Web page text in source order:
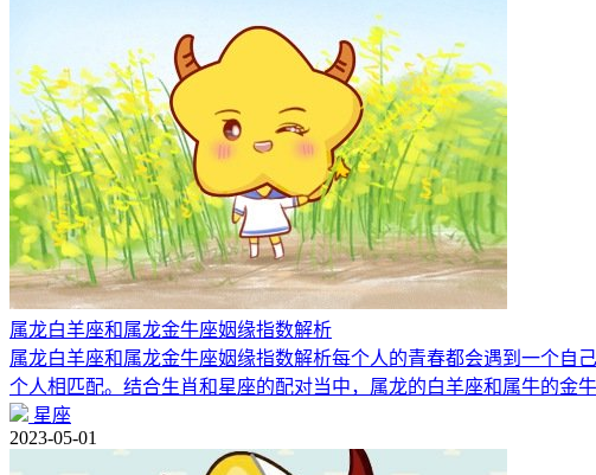
属龙白羊座和属龙金牛座姻缘指数解析
属龙白羊座和属龙金牛座姻缘指数解析每个人的青春都会遇到一个
个人相匹配。结合生肖和星座的配对当中，属龙的白羊座和属牛的金
星座
2023-05-01